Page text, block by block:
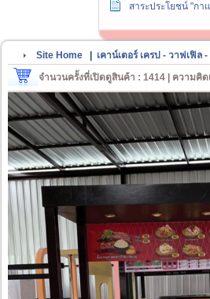
สาระประโยชน์ "กา
Site Home เคาน์เตอร์ เครป - วาฟเฟิล
จำนวนครั้งที่เปิดดูสินค้า : 1414 | ความคิด